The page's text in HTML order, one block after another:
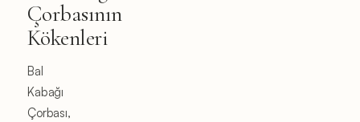
Çorbasının
Kökenleri
Bal
Kabağı
Çorbası,